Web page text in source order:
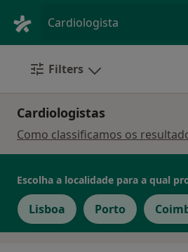
Cardiologista
Filters
Cardiologistas
Como classificamos os
Escolha a localidade para a qual
Lisboa Porto